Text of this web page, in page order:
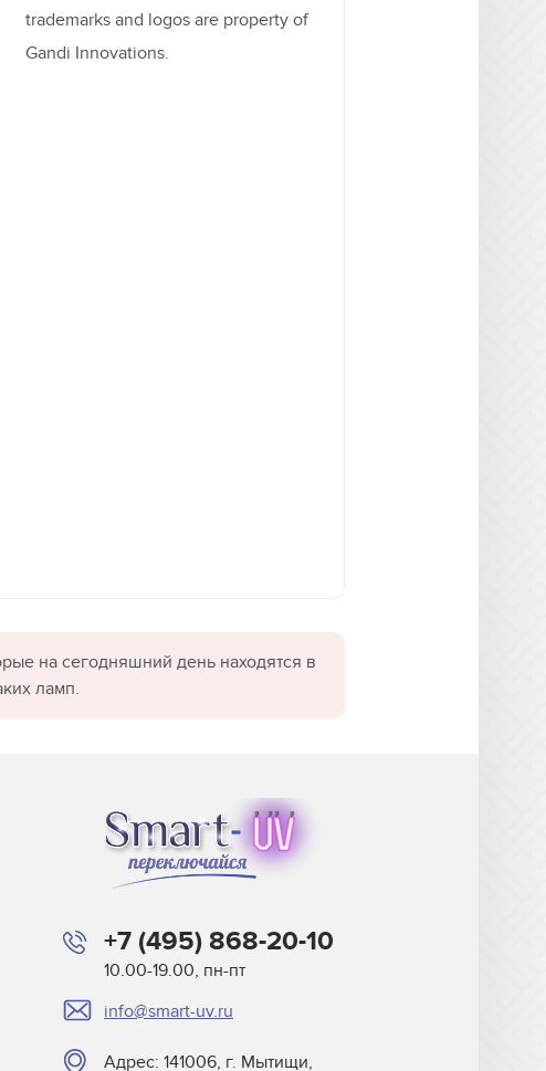
trademarks and logos are property of
Gandi Innovations.
на сегодняшний день находятся в
ламп.
+7 (495) 868-20-10
10.00-19.00, пн-пт
info@smart-uv.ru
Адрес: 141006, г. Мытищи,